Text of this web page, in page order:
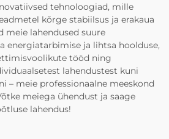
tehnoloogiad, mille
kõrge stabiilsus ja erakaua
meie lahendused suure
energiatarbimise ja lihtsa hoolduse,
tööd ning
lahendustest kuni
– meie professionaalne meeskond
meiega ühendust ja saage
lahendus!